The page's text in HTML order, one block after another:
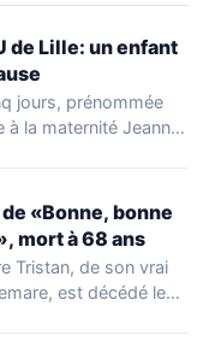
de Lille: un enfant
jours, prénommée
à la maternité Jeanne
«Bonne, bonne
mort à 68 ans
Tristan, de son vrai
est décédé le…